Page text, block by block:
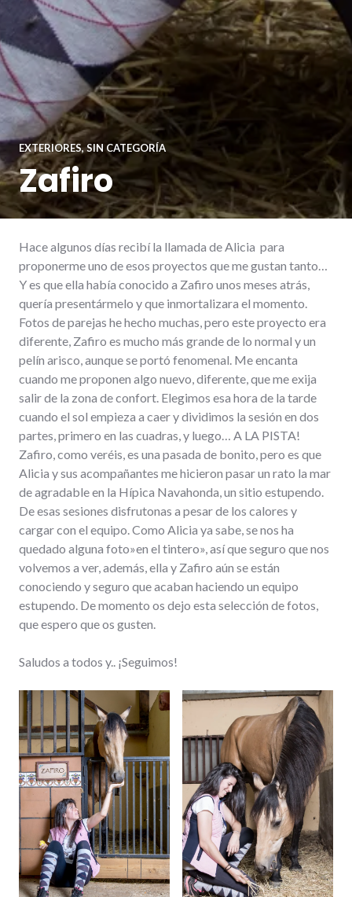
EXTERIORES,SIN CATEGORÍA
Zafiro
Hace algunos días recibí la llamada de Alicia para
proponerme uno de esos proyectos que me gustan tanto…
Y es que ella había conocido a Zafiro unos meses atrás,
quería presentármelo y que inmortalizara el momento.
Fotos de parejas he hecho muchas, pero este proyecto era
diferente, Zafiro es mucho más grande de lo normal y un
pelín arisco, aunque se portó fenomenal. Me encanta
cuando me proponen algo nuevo, diferente, que me exija
salir de la zona de confort. Elegimos esa hora de la tarde
cuando el sol empieza a caer y dividimos la sesión en dos
partes, primero en las cuadras, y luego… A LA PISTA!
Zafiro, como veréis, es una pasada de bonito, pero es que
Alicia y sus acompañantes me hicieron pasar un rato la mar
de agradable en la Hípica Navahonda, un sitio estupendo.
De esas sesiones disfrutonas a pesar de los calores y
cargar con el equipo. Como Alicia ya sabe, se nos ha
quedado alguna foto»en el tintero», así que seguro que nos
volvemos a ver, además, ella y Zafiro aún se están
conociendo y seguro que acaban haciendo un equipo
estupendo. De momento os dejo esta selección de fotos,
que espero que os gusten.
Saludos a todos y.. ¡Seguimos!